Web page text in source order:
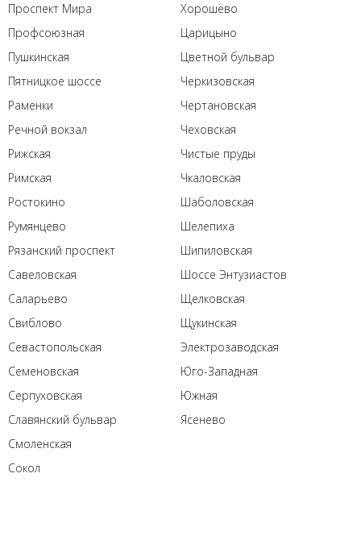
Проспект Мира
Профсоюзная
Пушкинская
Пятницкое шоссе
Раменки
Речной вокзал
Рижская
Римская
Ростокино
Румянцево
Рязанский проспект
Савеловская
Саларьево
Свиблово
Севастопольская
Семеновская
Серпуховская
Славянский бульвар
Смоленская
Сокол
Хорошёво
Царицыно
Цветной бульвар
Черкизовская
Чертановская
Чеховская
Чистые пруды
Чкаловская
Шаболовская
Шелепиха
Шипиловская
Шоссе Энтузиастов
Щелковская
Щукинская
Электрозаводская
Юго-Западная
Южная
Ясенево